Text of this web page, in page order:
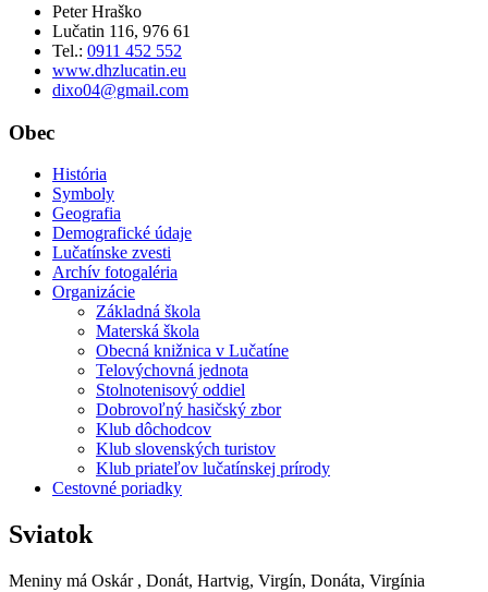
Peter Hraško
Lučatin 116, 976 61
Tel.: 0911 452 552
www.dhzlucatin.eu
dixo04@gmail.com
Obec
História
Symboly
Geografia
Demografické údaje
Lučatínske zvesti
Archív fotogaléria
Organizácie
Základná škola
Materská škola
Obecná knižnica v Lučatíne
Telovýchovná jednota
Stolnotenisový oddiel
Dobrovoľný hasičský zbor
Klub dôchodcov
Klub slovenských turistov
Klub priateľov lučatínskej prírody
Cestovné poriadky
Sviatok
Meniny má Oskár , Donát, Hartvig, Virgín, Donáta, Virgínia